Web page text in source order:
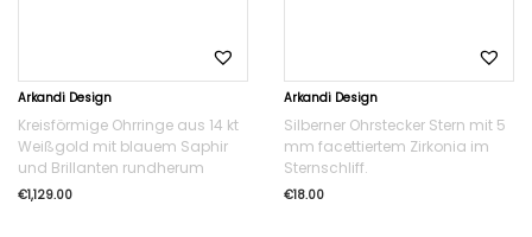
Arkandi Design
Kreisförmige Ohrringe aus 14 kt
Weißgold mit blauem Saphir
und Brillanten rundherum
€1,129.00
Arkandi Design
Silberner Ohrstecker Stern mit 5
mm facettiertem Zirkonia im
Sternschliff.
€18.00